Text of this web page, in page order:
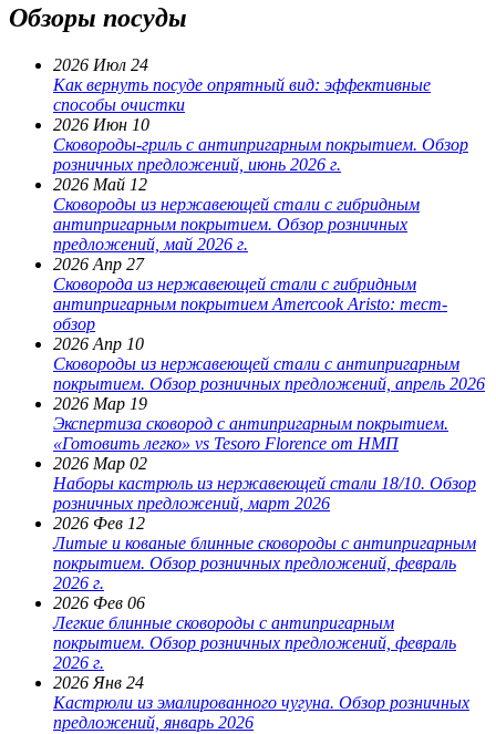
Обзоры посуды
2026 Июл 24
Как вернуть посуде опрятный вид: эффективные
способы очистки
2026 Июн 10
Сковороды-гриль с антипригарным покрытием. Обзор
розничных предложений, июнь 2026 г.
2026 Май 12
Сковороды из нержавеющей стали с гибридным
антипригарным покрытием. Обзор розничных
предложений, май 2026 г.
2026 Апр 27
Сковорода из нержавеющей стали с гибридным
антипригарным покрытием Amercook Aristo: тест-
обзор
2026 Апр 10
Сковороды из нержавеющей стали с антипригарным
покрытием. Обзор розничных предложений, апрель 2026
2026 Мар 19
Экспертиза сковород с антипригарным покрытием.
«Готовить легко» vs Tesoro Florence от НМП
2026 Мар 02
Наборы кастрюль из нержавеющей стали 18/10. Обзор
розничных предложений, март 2026
2026 Фев 12
Литые и кованые блинные сковороды с антипригарным
покрытием. Обзор розничных предложений, февраль
2026 г.
2026 Фев 06
Легкие блинные сковороды с антипригарным
покрытием. Обзор розничных предложений, февраль
2026 г.
2026 Янв 24
Кастрюли из эмалированного чугуна. Обзор розничных
предложений, январь 2026